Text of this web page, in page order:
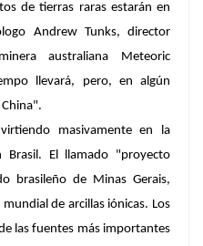
de tierras raras estarán en
Andrew Tunks, director
australiana Meteoric
llevará, pero, en algún
masivamente en la
Brasil. El llamado "proyecto
brasileño de Minas Gerais,
de arcillas iónicas. Los
las fuentes más importantes